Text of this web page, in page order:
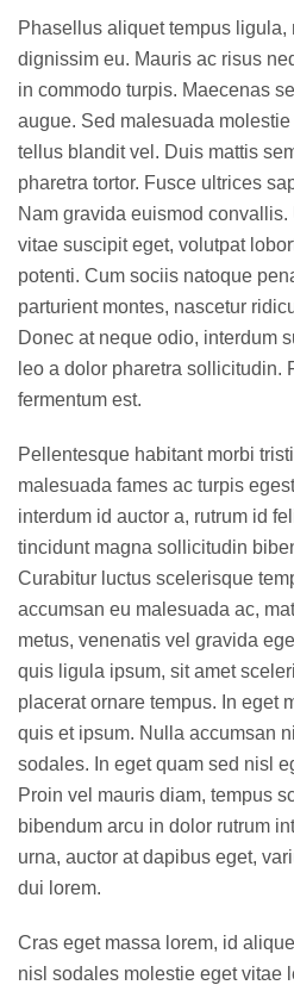
Phasellus aliquet tempus ligula,
dignissim eu. Mauris ac risus
in commodo turpis. Maecenas
augue. Sed malesuada
tellus blandit vel. Duis mattis
pharetra tortor. Fusce ultrices
Nam gravida euismod
vitae suscipit eget, volutpat
potenti. Cum sociis natoque
parturient montes, nascetur
Donec at neque odio, interdum
leo a dolor pharetra sollicitudin.
fermentum est.
Pellentesque habitant morbi
malesuada fames ac turpis
interdum id auctor a, rutrum id
tincidunt magna sollicitudin
Curabitur luctus scelerisque
accumsan eu malesuada ac,
metus, venenatis vel gravida
quis ligula ipsum, sit amet
placerat ornare tempus. In eget
quis et ipsum. Nulla accumsan
sodales. In eget quam sed nisl
Proin vel mauris diam, tempus
bibendum arcu in dolor rutrum
urna, auctor at dapibus eget,
dui lorem.
Cras eget massa lorem, id
nisl sodales molestie eget vitae